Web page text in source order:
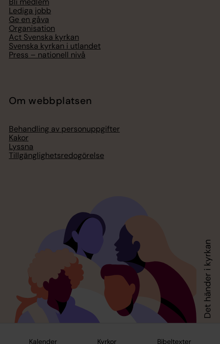
Kalender Kyrkor Bibeltexter
Lediga jobb
Ge en gåva
Organisation
Act Svenska kyrkan
Svenska kyrkan i utlandet
Press – nationell nivå
Om webbplatsen
Behandling av personuppgifter
Kakor
Lyssna
Tillgänglighetsredogörelse